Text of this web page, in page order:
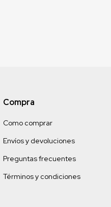
Compra
Como comprar
Envíos y devoluciones
Preguntas frecuentes
Términos y condiciones